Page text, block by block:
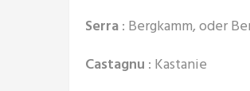
Serra: Bergkamm, oder
Castagnu : Kastanie